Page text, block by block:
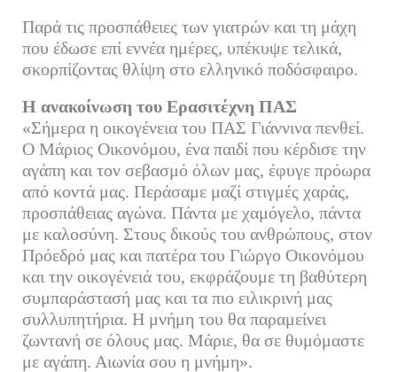
Παρά τις προσπάθειες των γιατρών και τη μάχη
που έδωσε επί εννέα ημέρες, υπέκυψε τελικά,
σκορπίζοντας θλίψη στο ελληνικό ποδόσφαιρο.
Η ανακοίνωση του Ερασιτέχνη ΠΑΣ
«Σήμερα η οικογένεια του ΠΑΣ Γιάννινα πενθεί.
Ο Μάριος Οικονόμου, ένα παιδί που κέρδισε την
αγάπη και τον σεβασμό όλων μας, έφυγε πρόωρα
από κοντά μας. Περάσαμε μαζί στιγμές χαράς,
προσπάθειας αγώνα. Πάντα με χαμόγελο, πάντα
με καλοσύνη. Στους δικούς του ανθρώπους, στον
Πρόεδρό μας και πατέρα του Γιώργο Οικονόμου
και την οικογένειά του, εκφράζουμε τη βαθύτερη
συμπαράστασή μας και τα πιο ειλικρινή μας
συλλυπητήρια. Η μνήμη του θα παραμείνει
ζωντανή σε όλους μας. Μάριε, θα σε θυμόμαστε
με αγάπη. Αιωνία σου η μνήμη».